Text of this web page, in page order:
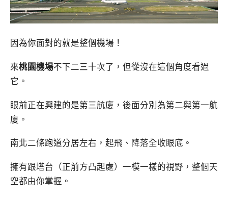
因為你面對的就是整個機場！
來桃園機場不下二三十次了，但從沒在這個角度看過
它。
眼前正在興建的是第三航廈，後面分別為第二與第一航
廈。
南北二條跑道分居左右，起飛、降落全收眼底。
擁有跟塔台（正前方凸起處）一模一樣的視野，整個天
空都由你掌握。